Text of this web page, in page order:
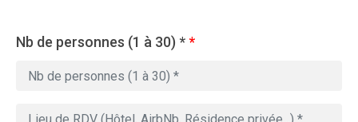
Nb de personnes (1 à 30) **